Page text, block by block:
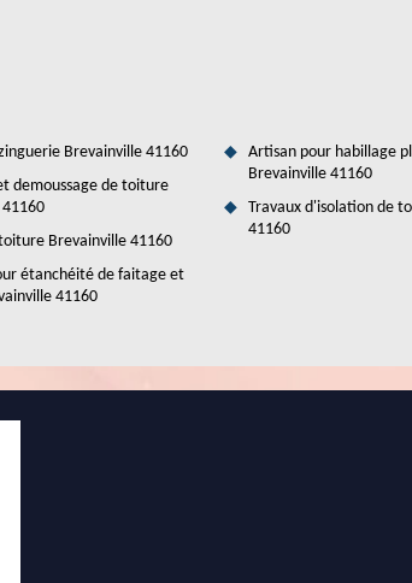
&
à
dans le
Brevainville 41160
demoussage de toiture
Brevainville 41160
étanchéité de faitage et
41160
Artisan pour habillage
Brevainville 41160
Travaux d'isolation de
41160